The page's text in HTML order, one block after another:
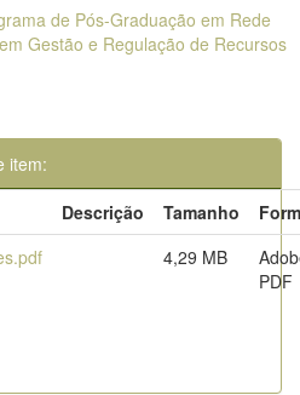
de Pós-Graduação em Rede
Gestão e Regulação de Recursos
item:
Descrição Tamanho
4,29 MB
PDF